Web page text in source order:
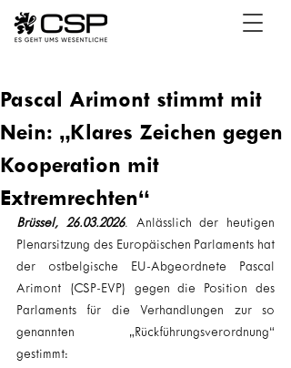
Pascal Arimont stimmt mit
Nein: „Klares Zeichen gegen
Kooperation mit
Extremrechten“
Brüssel, 26.03.2026. Anlässlich der heutigen
Plenarsitzung des Europäischen Parlaments hat
der ostbelgische EU-Abgeordnete Pascal
Arimont (CSP-EVP) gegen die Position des
Parlaments für die Verhandlungen zur so
genannten „Rückführungsverordnung“
gestimmt: